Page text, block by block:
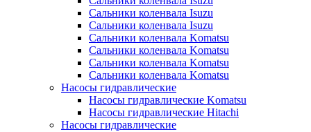
Сальники коленвала Isuzu
Сальники коленвала Isuzu
Сальники коленвала Komatsu
Сальники коленвала Komatsu
Сальники коленвала Komatsu
Сальники коленвала Komatsu
Насосы гидравлические
Насосы гидравлические Komatsu
Насосы гидравлические Hitachi
Насосы гидравлические